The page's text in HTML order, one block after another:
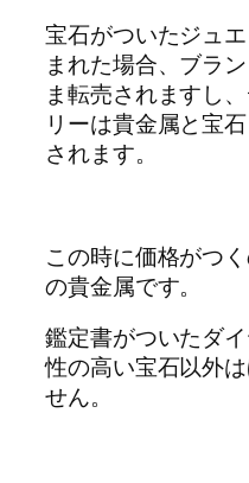
宝石がついたジュ
まれた場合、ブラ
ま転売されますし
リーは貴金属と宝
されます。
この時に価格がつ
の貴金属です。
鑑定書がついたダ
性の高い宝石以外
せん。